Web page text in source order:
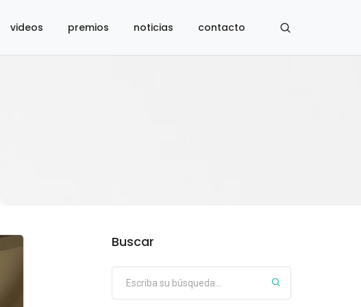
videos premios noticias contacto
Buscar